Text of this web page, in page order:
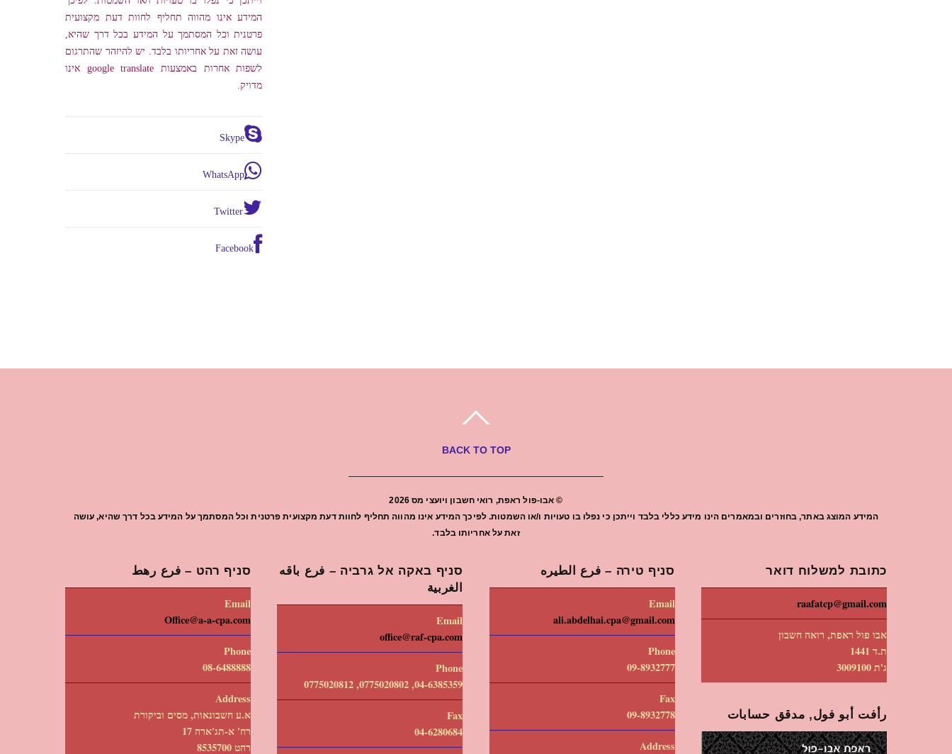
המידע אינו מהווה תחליף לחוות דעת מקצועית
פרטנית וכל המסתמך על המידע בכל דרך שהיא,
עושה זאת על אחריותו בלבד. יש להיזהר שהתרגום
לשפות אחרות באמצעות google translate אינו
מדויק.
Skype
WhatsApp
Twitter
Facebook
BACK TO TOP
© אבו-פול ראפת, רואי חשבון ויועצי מס2026
המידע המוצג באתר, בחוזרים ובמאמרים הינו מידע כללי בלבד וייתכן כי נפלו בו טעויות ו/או השמטות. לפיכך המידע אינו מהווה תחליף לחוות דעת מקצועית פרטנית וכל המסתמך על המידע בכל דרך שהיא, עושה
זאת על אחריותו בלבד.
כתובת למשלוח דואר
raafatcp@gmail.com
אבו פול ראפת, רואה חשבון
ת.ד 1441
ג'ת 3009100
رأفت أبو فول, مدقق حسابات
סניף טירה – فرع الطيره
Email
ali.abdelhai.cpa@gmail.com
Phone
09-8932777
Fax
09-8932778
Address
סניף באקה אל גרביה – فرع باقه
الغربية
Email
office@raf-cpa.com
Phone
04-6385359, 0775020802, 0775020812
Fax
04-6280684
סניף רהט – فرع رهط
Email
Office@a-a-cpa.com
Phone
08-6488888
Address
א.ע חשבונאות, מסים וביקורת
רח' א-תג'ארה 17
רהט 8535700